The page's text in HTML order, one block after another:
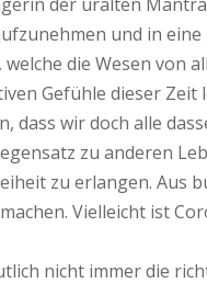
und in
die Wesen von
Gefühle dieser
dass wir doch alle
zu anderen
zu erlangen.
Vielleicht ist
nicht immer die